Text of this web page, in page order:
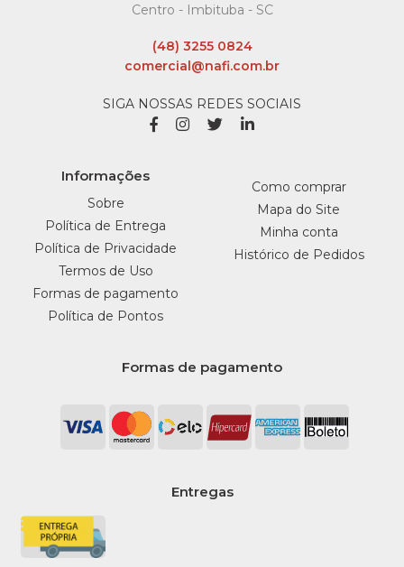
Centro - Imbituba - SC
(48) 3255 0824
comercial@nafi.com.br
SIGA NOSSAS REDES SOCIAIS
Informações
Sobre
Política de Entrega
Política de Privacidade
Termos de Uso
Formas de pagamento
Política de Pontos
Como comprar
Mapa do Site
Minha conta
Histórico de Pedidos
Formas de pagamento
Entregas